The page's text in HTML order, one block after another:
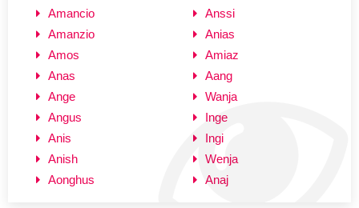
Amancio
Amanzio
Amos
Anas
Ange
Angus
Anis
Anish
Aonghus
Anssi
Anias
Amiaz
Aang
Wanja
Inge
Ingi
Wenja
Anaj